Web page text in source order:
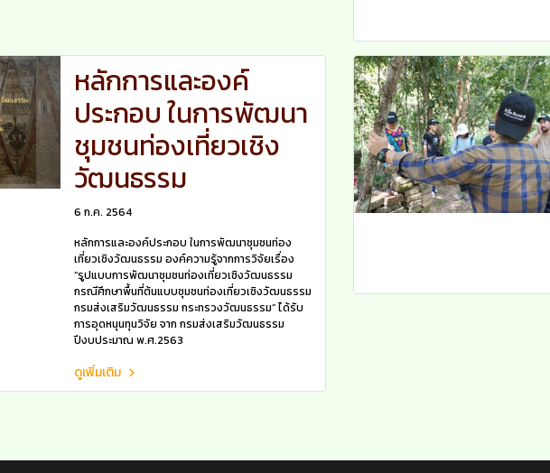
หลักการและองค์
ประกอบ ในการพัฒนา
ชุมชนท่องเที่ยวเชิง
วัฒนธรรม
6 ก.ค. 2564
หลักการและองค์ประกอบ ในการพัฒนาชุมชนท่อง
เที่ยวเชิงวัฒนธรรม องค์ความรู้จากการวิจัยเรื่อง
“รูปแบบการพัฒนาชุมชนท่องเที่ยวเชิงวัฒนธรรม
กรณีศึกษาพื้นที่ต้นแบบชุมชนท่องเที่ยวเชิงวัฒนธรรม
กรมส่งเสริมวัฒนธรรม กระทรวงวัฒนธรรม” ได้รับ
การอุดหนุนทุนวิจัย จาก กรมส่งเสริมวัฒนธรรม
ปีงบประมาณ พ.ศ.2563
ดูเพิ่มเติม